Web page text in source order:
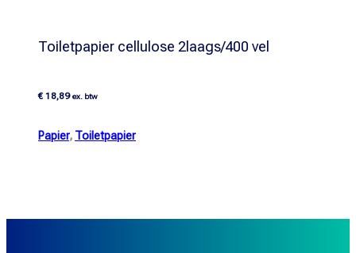
Toiletpapier cellulose 2laags/400 vel
€ 18,89 ex. btw
Papier, Toiletpapier